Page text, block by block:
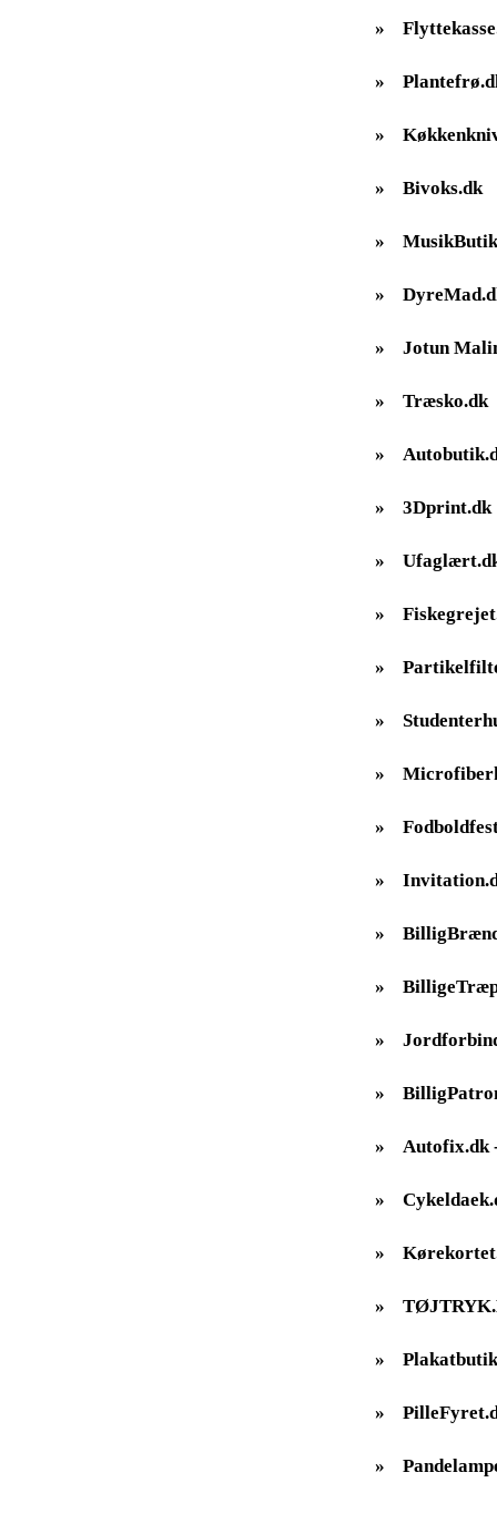
»
»
»
» Bivoks.dk
»
»
» Jotun
» Træsko.dk
»
» 3Dprint.dk
»
»
»
»
»
»
»
»
»
»
»
» Autofix.dk
»
»
»
»
»
»